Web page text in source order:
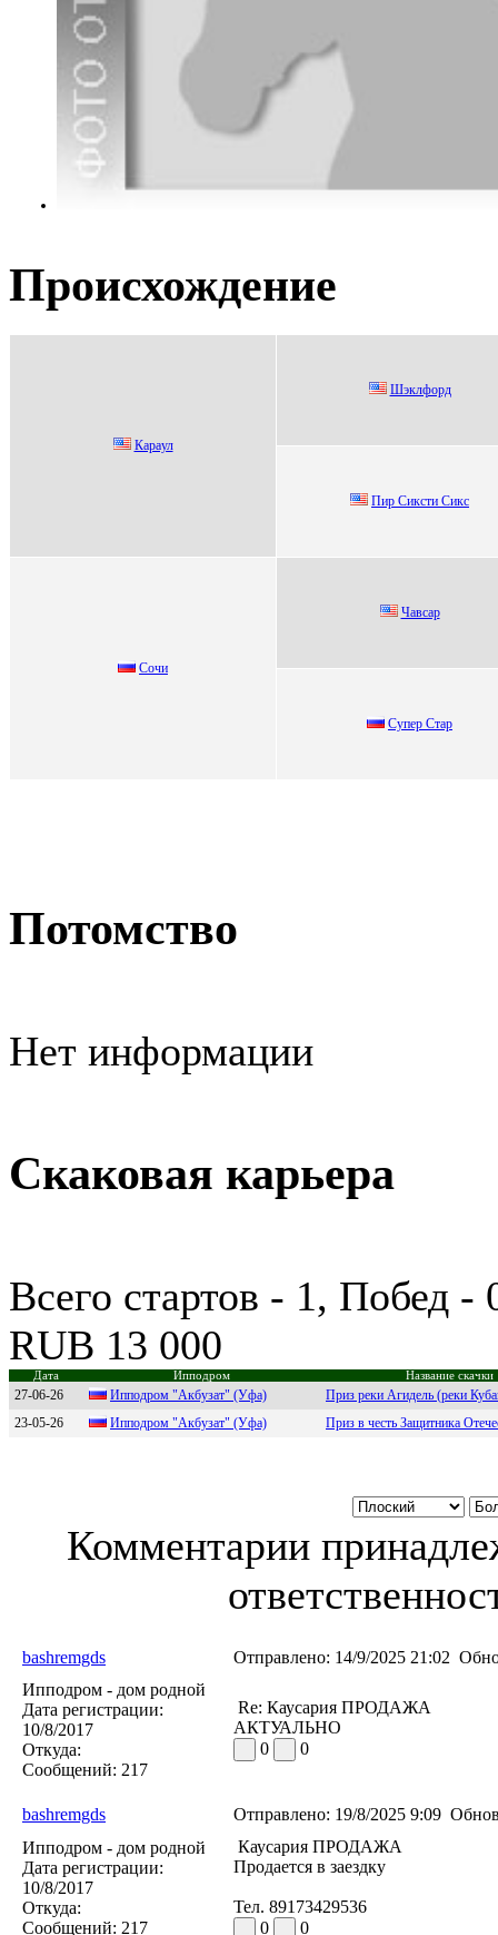
Происхождение
Кapaул
Шэклфoрд
Пир Cикcти Cикc
Cочи
Чавcаp
Cупep Cтаp
Потомство
Нет информации
Скаковая карьера
Всего стартов - 1, Побед
RUB 13 000
Дата Ипподром Название скачки
27-06-26 Ипподpом "Aкбузат" (Уфа)
Приз реки Агидель (реки
23-05-26
Ипподpом "Aкбузат" (Уфа) Приз в честь Защитника
Комментарии
bashremgds Отправлено: 14/9/2025 21:02
Ипподром - дом родной
Дата регистрации:
10/8/2017
Откуда:
Сообщений: 217
Re: Каусария ПРОДАЖА
АКТУАЛЬНО
0
0
bashremgds Отправлено: 19/8/2025 9:09
Ипподром - дом родной
Дата регистрации:
10/8/2017
Откуда:
Сообщений: 217
Каусария ПРОДАЖА
Продается в заездку
Тел. 89173429536
0
0